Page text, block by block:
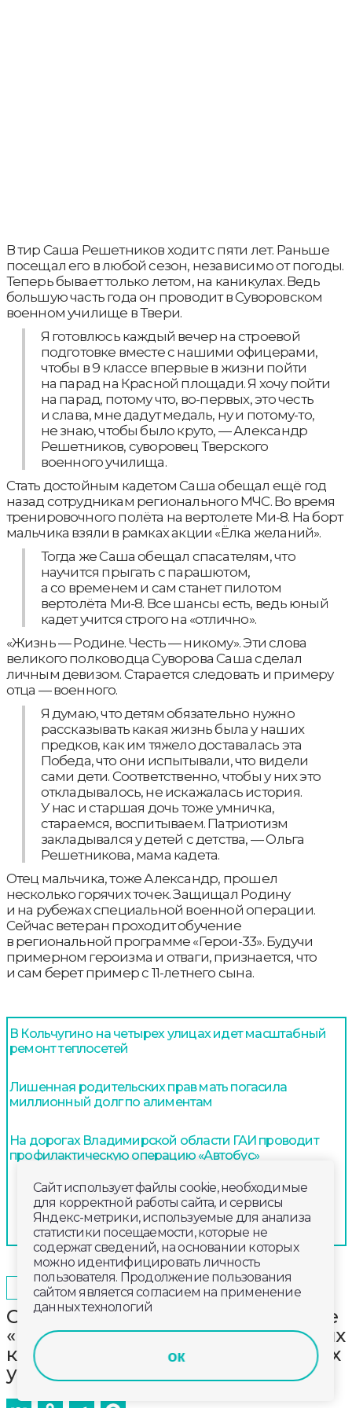
В тир Саша Решетников ходит с пяти лет. Раньше
посещал его в любой сезон, независимо от погоды.
Теперь бывает только летом, на каникулах. Ведь
большую часть года он проводит в Суворовском
военном училище в Твери.
Я готовлюсь каждый вечер на строевой
подготовке вместе с нашими офицерами,
чтобы в 9 классе впервые в жизни пойти
на парад на Красной площади. Я хочу пойти
на парад, потому что, во-первых, это честь
и слава, мне дадут медаль, ну и потому-то,
не знаю, чтобы было круто, — Александр
Решетников, суворовец Тверского
военного училища.
Стать достойным кадетом Саша обещал ещё год
назад сотрудникам регионального МЧС. Во время
тренировочного полёта на вертолете Ми-8. На борт
мальчика взяли в рамках акции «Ёлка желаний».
Тогда же Саша обещал спасателям, что
научится прыгать с парашютом,
а со временем и сам станет пилотом
вертолёта Ми-8. Все шансы есть, ведь юный
кадет учится строго на «отлично».
«Жизнь — Родине. Честь — никому». Эти слова
великого полководца Суворова Саша сделал
личным девизом. Старается следовать и примеру
отца — военного.
Я думаю, что детям обязательно нужно
рассказывать какая жизнь была у наших
предков, как им тяжело доставалась эта
Победа, что они испытывали, что видели
сами дети. Соответственно, чтобы у них это
откладывалось, не искажалась история.
У нас и старшая дочь тоже умничка,
стараемся, воспитываем. Патриотизм
закладывался у детей с детства, — Ольга
Решетникова, мама кадета.
Отец мальчика, тоже Александр, прошел
несколько горячих точек. Защищал Родину
и на рубежах специальной военной операции.
Сейчас ветеран проходит обучение
в региональной программе «Герои-33». Будучи
примерном героизма и отваги, признается, что
и сам берет пример с 11-летнего сына.
В Кольчугино на четырех улицах идет масштабный
ремонт теплосетей
Лишенная родительских прав мать погасила
миллионный долг по алиментам
На дорогах Владимирской области ГАИ проводит
профилактическую операцию «Автобус»
ОБЩЕСТВО 2025-06-24 14:15
Смотрите сегодня в прямом эфире
«Губернии 33»: о новых требованиях
к владельцам садовых и огородных
участков
Сайт использует файлы cookie, необходимые
для корректной работы сайта, и сервисы
Яндекс-метрики, используемые для анализа
статистики посещаемости, которые не
содержат сведений, на основании которых
можно идентифицировать личность
пользователя. Продолжение пользования
сайтом является согласием на применение
данных технологий
ок